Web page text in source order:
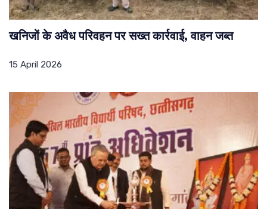
खनिजों के अवैध परिवहन पर सख्त कार्रवाई, वाहन जब्त
15 April 2026